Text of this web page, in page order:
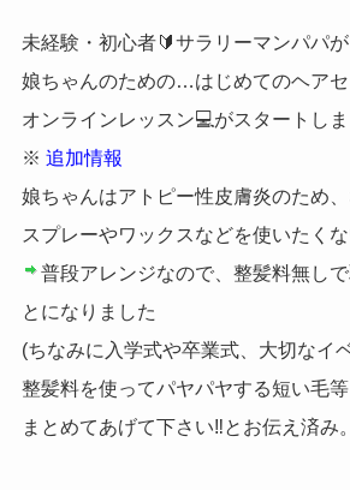
未経験・初心者🔰サラリーマンパパが
娘ちゃんのための…はじめてのヘアセ
オンラインレッスン💻がスタートし
※ 追加情報
娘ちゃんはアトピー性皮膚炎のため、
スプレーやワックスなどを使いたく
普段アレンジなので、整髪料無し
とになりました
(ちなみに入学式や卒業式、大切なイ
整髪料を使ってパヤパヤする短い毛
まとめてあげて下さい‼︎とお伝え済み